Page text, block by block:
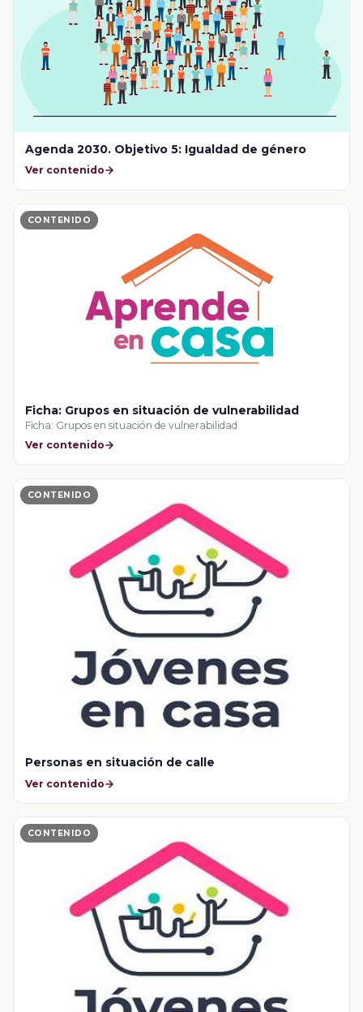
Agenda 2030. Objetivo 5: Igualdad de género
Ver contenido
CONTENIDO
Ficha: Grupos en situación de vulnerabilidad
Ficha: Grupos en situación de vulnerabilidad
Ver contenido
CONTENIDO
Personas en situación de calle
Ver contenido
CONTENIDO